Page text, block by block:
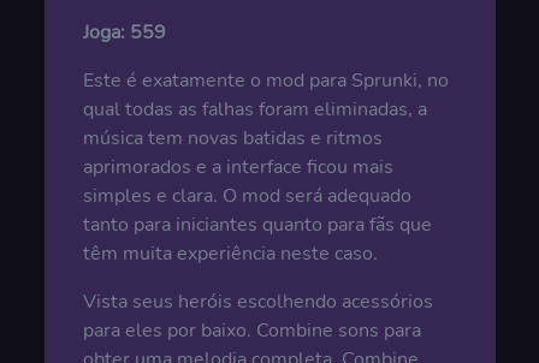
Joga: 559
Este é exatamente o mod para Sprunki, no
qual todas as falhas foram eliminadas, a
música tem novas batidas e ritmos
aprimorados e a interface ficou mais
simples e clara. O mod será adequado
tanto para iniciantes quanto para fãs que
têm muita experiência neste caso.
Vista seus heróis escolhendo acessórios
para eles por baixo. Combine sons para